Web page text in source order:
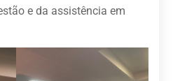
e da assistência em